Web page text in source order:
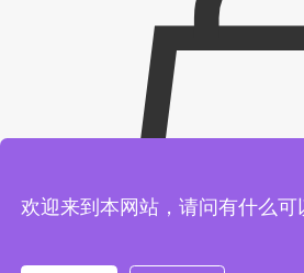
欢迎来到本网站，请问有什么可